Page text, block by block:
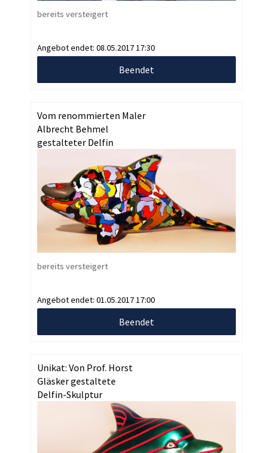
bereits versteigert
Angebot endet: 08.05.2017 17:30
Beendet
Vom renommierten Maler
Albrecht Behmel
gestalteter Delfin
bereits versteigert
Angebot endet: 01.05.2017 17:00
Beendet
Unikat: Von Prof. Horst
Gläsker gestaltete
Delfin-Skulptur